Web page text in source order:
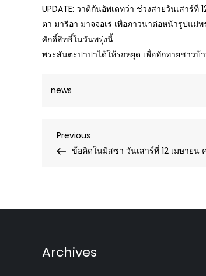
UPDATE: วาติกันอัพเดทว่า ช่วงสายวันเสาร์
ตา มารีอา มาจจอเร่ เพื่อภาวนาต่อหน้ารูปแ
ศักดิ์สิทธิ์ในวันพรุ่งนี้
พระสันตะปาปาได้ให้รถหยุด เพื่อทักทายชาวบ้
news
Post
Previous
Post
Previous
ข้อคิดในมิสซา วันเสาร์ที่ 12 เมษายน
Archives